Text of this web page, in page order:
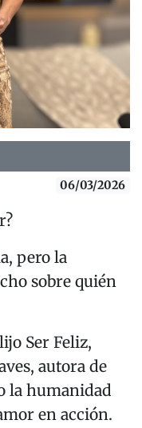
06/03/2026
pero la
sobre quién
Ser Feliz,
autora de
la humanidad
en acción.